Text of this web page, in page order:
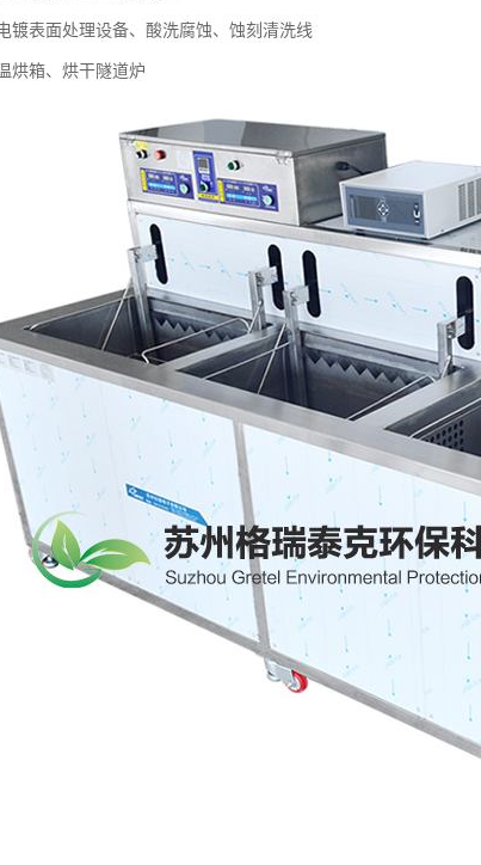
镀表面处理设备、酸洗腐蚀、蚀刻清洗线
烘箱、烘干隧道炉